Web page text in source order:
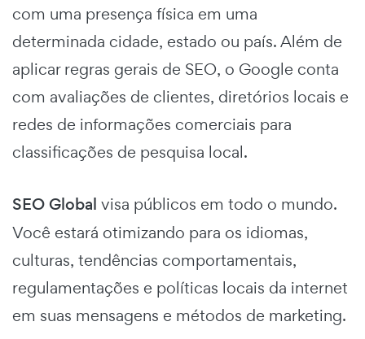
com uma presença física em uma
determinada cidade, estado ou país. Além de
aplicar regras gerais de SEO, o Google conta
com avaliações de clientes, diretórios locais e
redes de informações comerciais para
classificações de pesquisa local.
SEO Global visa públicos em todo o mundo.
Você estará otimizando para os idiomas,
culturas, tendências comportamentais,
regulamentações e políticas locais da internet
em suas mensagens e métodos de marketing.